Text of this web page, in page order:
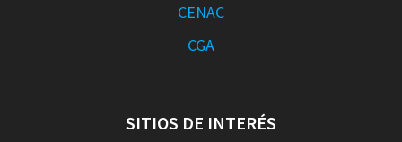
CENAC
CGA
SITIOS DE INTERÉS